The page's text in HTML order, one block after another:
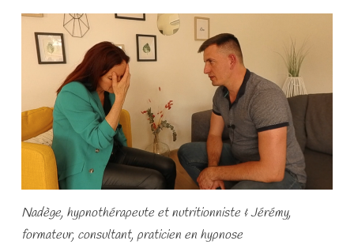
Nadège, hypnothérapeute et nutritionniste &Jérémy,
formateur, consultant, praticien en hypnose